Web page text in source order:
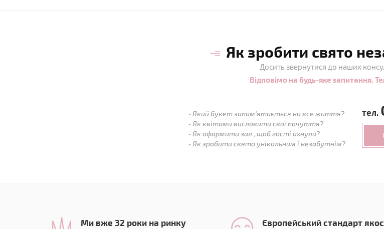
Як зробити свято
Досить звернутися до наших
Відповімо на будь-яке запитання.
Який букет запам'ятається на все життя?
Як квітами висловити свої почуття?
Як оформити зал , щоб гості ахнули?
Як зробити свято унікальним і незабутнім?
тел.
Ми вже 32 роки на ринку Європейський стандарт